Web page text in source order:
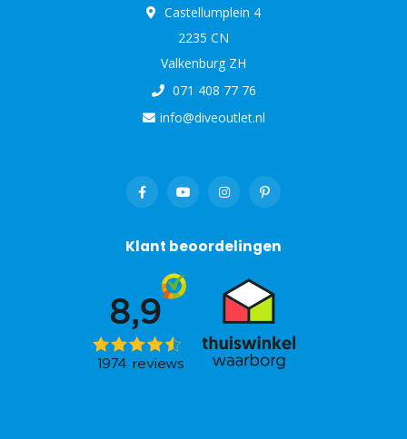
Castellumplein 4
2235 CN
Valkenburg ZH
071 408 77 76
info@diveoutlet.nl
Klant beoordelingen